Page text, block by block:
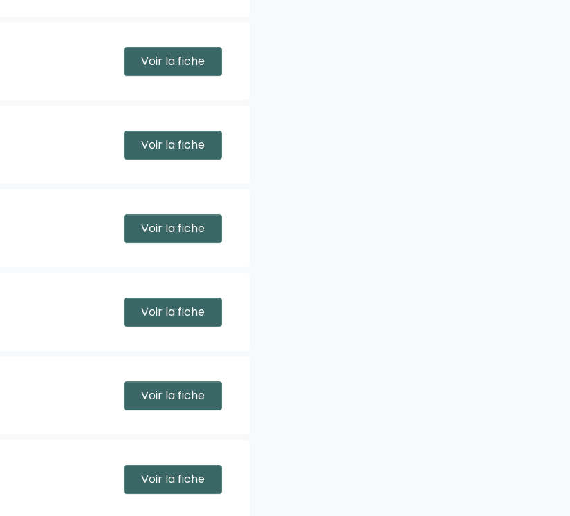
Voir la fiche
Voir la fiche
Voir la fiche
Voir la fiche
Voir la fiche
Voir la fiche